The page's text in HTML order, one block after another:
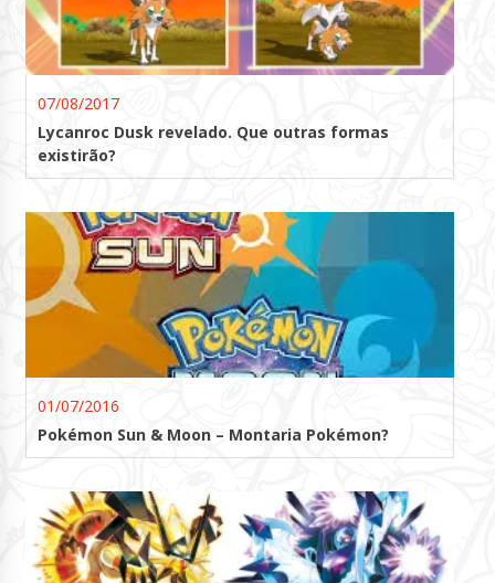
07/08/2017
Lycanroc Dusk revelado. Que outras formas
existirão?
01/07/2016
Pokémon Sun & Moon – Montaria Pokémon?